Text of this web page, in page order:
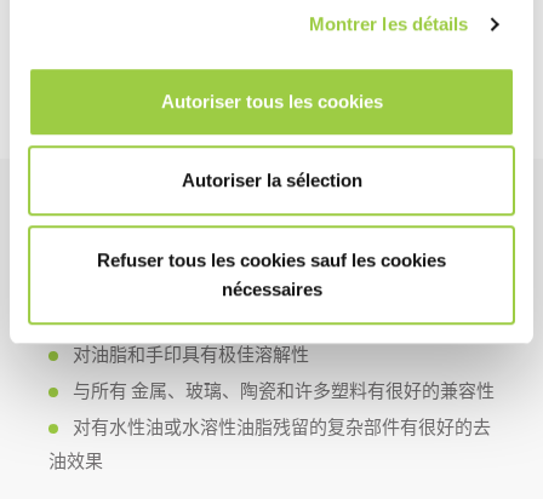
Montrer les détails
Autoriser tous les cookies
Autoriser la sélection
Refuser tous les cookies sauf les cookies
nécessaires
表现
对油脂和手印具有极佳溶解性
与所有 金属、玻璃、陶瓷和许多塑料有很好的兼容性
对有水性油或水溶性油脂残留的复杂部件有很好的去
油效果